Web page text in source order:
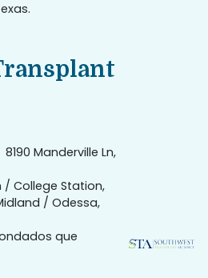
8190 Manderville Ln,
/ College Station,
/ Odessa,
que